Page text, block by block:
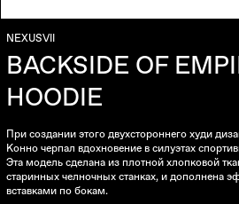
NEXUSVII
BACKSIDE OF
HOODIE
При создании этого двухстороннего худи
Конно черпал вдохновение в силуэтах
Эта модель сделана из плотной хлопковой
старинных челночных станках, и дополнена
вставками по бокам.